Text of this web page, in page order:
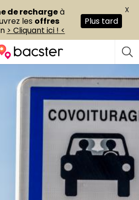
de rechargeà
les offres
> Cliquant ici ! <
Plus tard
X